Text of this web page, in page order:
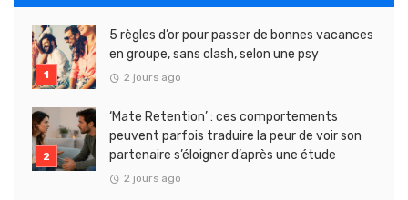
5 règles d’or pour passer de bonnes vacances
en groupe, sans clash, selon une psy
2 jours ago
‘Mate Retention’ : ces comportements
peuvent parfois traduire la peur de voir son
partenaire s’éloigner d’après une étude
2 jours ago